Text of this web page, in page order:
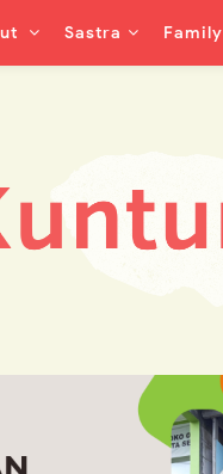
Sastra Family